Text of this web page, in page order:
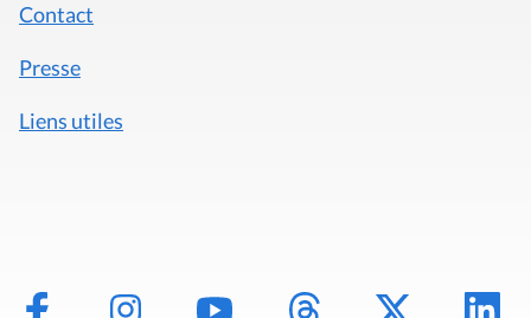
Contact
Presse
Liens utiles